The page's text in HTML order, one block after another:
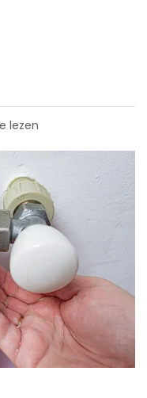
lezen